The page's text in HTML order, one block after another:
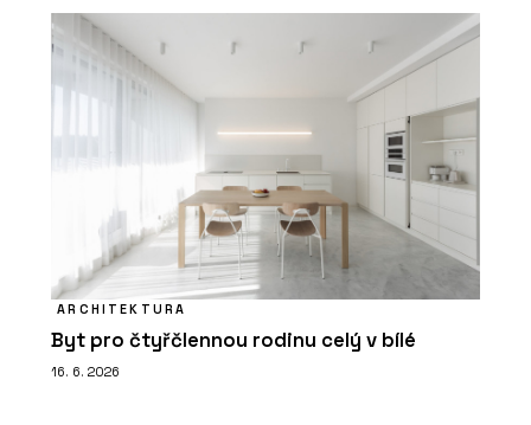
ARCHITEKTURA
Byt pro čtyřčlennou rodinu celý v bílé
16. 6. 2026